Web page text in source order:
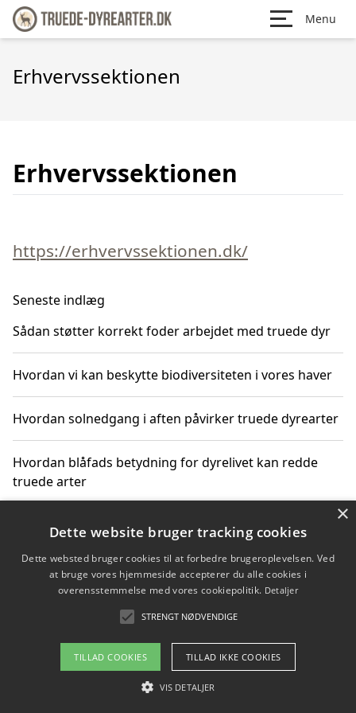
Menu
Erhvervssektionen
Erhvervssektionen
https://erhvervssektionen.dk/
Seneste indlæg
Sådan støtter korrekt foder arbejdet med truede dyr
Hvordan vi kan beskytte biodiversiteten i vores haver
Hvordan solnedgang i aften påvirker truede dyrearter
Hvordan blåfads betydning for dyrelivet kan redde
truede arter
Hvordan kan gaver til unge voksne støtte bevarelsen
Copyright 2026 - Pilanto Aps
Om / kontakt
Blog Betingelser
×
Dette website bruger tracking cookies
Dette websted bruger cookies til at forbedre brugeroplevelsen. Ved
at bruge vores hjemmeside accepterer du alle cookies i
overensstemmelse med vores cookiepolitik. Detaljer
STRENGT NØDVENDIGE
TILLAD COOKIES TILLAD IKKE COOKIES
VIS DETALJER